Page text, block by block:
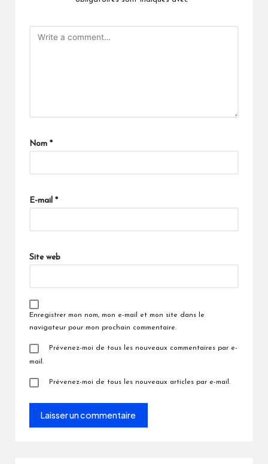
Nom *
E-mail *
Site web
Enregistrer mon nom, mon e-mail et mon site dans le
navigateur pour mon prochain commentaire.
Prévenez-moi de tous les nouveaux commentaires par e-
mail.
Prévenez-moi de tous les nouveaux articles par e-mail.